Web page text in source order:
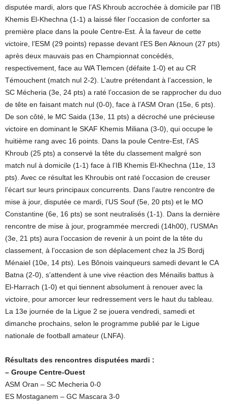
disputée mardi, alors que l’AS Khroub accrochée à domicile par l’IB
Khemis El-Khechna (1-1) a laissé filer l’occasion de conforter sa
première place dans la poule Centre-Est. À la faveur de cette
victoire, l’ESM (29 points) repasse devant l’ES Ben Aknoun (27 pts)
après deux mauvais pas en Championnat concédés,
respectivement, face au WA Tlemcen (défaite 1-0) et au CR
Témouchent (match nul 2-2). L’autre prétendant à l’accession, le
SC Mécheria (3e, 24 pts) a raté l’occasion de se rapprocher du duo
de tête en faisant match nul (0-0), face à l’ASM Oran (15e, 6 pts).
De son côté, le MC Saida (13e, 11 pts) a décroché une précieuse
victoire en dominant le SKAF Khemis Miliana (3-0), qui occupe le
huitième rang avec 16 points. Dans la poule Centre-Est, l’AS
Khroub (25 pts) a conservé la tête du classement malgré son
match nul à domicile (1-1) face à l’IB Khemis El-Khechna (11e, 13
pts). Avec ce résultat les Khroubis ont raté l’occasion de creuser
l’écart sur leurs principaux concurrents. Dans l’autre rencontre de
mise à jour, disputée ce mardi, l’US Souf (5e, 20 pts) et le MO
Constantine (6e, 16 pts) se sont neutralisés (1-1). Dans la dernière
rencontre de mise à jour, programmée mercredi (14h00), l’USMAn
(3e, 21 pts) aura l’occasion de revenir à un point de la tête du
classement, à l’occasion de son déplacement chez la JS Bordj
Ménaiel (10e, 14 pts). Les Bônois vainqueurs samedi devant le CA
Batna (2-0), s’attendent à une vive réaction des Ménailis battus à
El-Harrach (1-0) et qui tiennent absolument à renouer avec la
victoire, pour amorcer leur redressement vers le haut du tableau.
La 13e journée de la Ligue 2 se jouera vendredi, samedi et
dimanche prochains, selon le programme publié par le Ligue
nationale de football amateur (LNFA).
Résultats des rencontres disputées mardi :
– Groupe Centre-Ouest
ASM Oran – SC Mecheria 0-0
ES Mostaganem – GC Mascara 3-0